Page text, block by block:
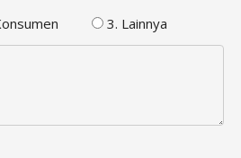
3. Lainnya